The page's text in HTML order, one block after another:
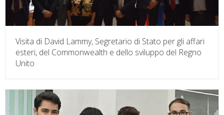
Visita di David Lammy, Segretario di Stato per gli affari
esteri, del Commonwealth e dello sviluppo del Regno
Unito